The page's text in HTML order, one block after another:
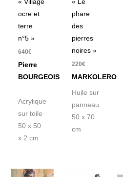
« Village
ocre et
terre
n°5 »
640€
Pierre
BOURGEOIS
Acrylique
sur toile
50 x 50
x 2 cm
« Le
phare
des
pierres
noires »
220€
MARKOLERO
Huile sur
panneau
50 x 70
cm